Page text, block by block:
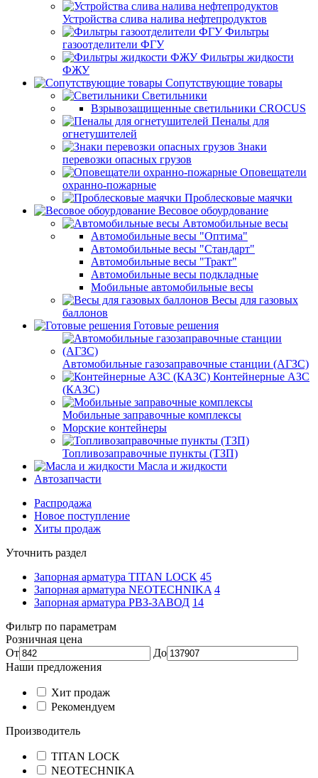
Устройства слива налива нефтепродуктов
Фильтры
газоотделители ФГУ
Фильтры жидкости
ФЖУ
Сопутствующие товары
Светильники
Взрывозащищенные светильники CROCUS
Пеналы для
огнетушителей
Знаки
перевозки опасных грузов
Оповещатели
охранно-пожарные
Проблесковые маячки
Весовое обоурдование
Автомобильные весы
Автомобильные весы "Оптима"
Автомобильные весы "Стандарт"
Автомобильные весы "Тракт"
Автомобильные весы подкладные
Мобильные автомобильные весы
Весы для газовых
баллонов
Готовые решения
Автомобильные газозаправочные станции (АГЗС)
Контейнерные АЗС
(КАЗС)
Мобильные заправочные комплексы
Морские контейнеры
Топливозаправочные пункты (ТЗП)
Масла и жидкости
Автозапчасти
Распродажа
Новое поступление
Хиты продаж
Уточнить раздел
Запорная арматура TITAN LOCK 45
Запорная арматура NEOTECHNIKA 4
Запорная арматура РВЗ-ЗАВОД 14
Фильтр по параметрам
Розничная цена
От
До
Наши предложения
Хит продаж
Рекомендуем
Производитель
TITAN LOCK
NEOTECHNIKA